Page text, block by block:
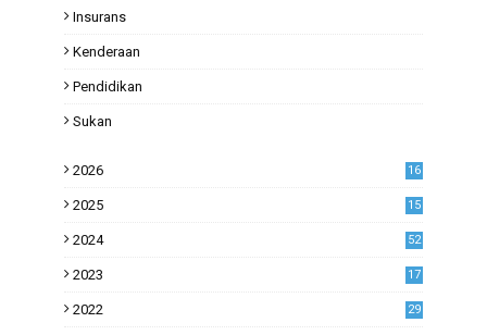
Insurans
Kenderaan
Pendidikan
Sukan
2026 16
2025 15
2024 52
2023
17
2022
29